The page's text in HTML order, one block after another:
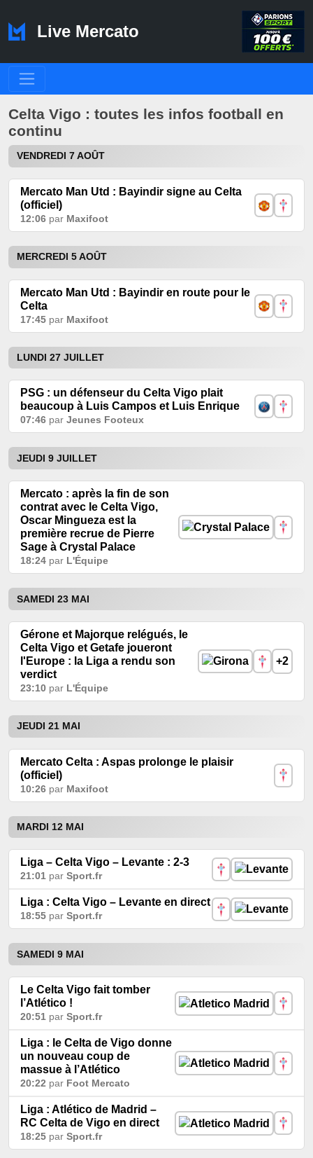
Live Mercato
Celta Vigo : toutes les infos football en
continu
VENDREDI 7 AOÛT
Mercato Man Utd : Bayindir signe au Celta
(officiel)
12:06 par Maxifoot
MERCREDI 5 AOÛT
Mercato Man Utd : Bayindir en route pour le
Celta
17:45 par Maxifoot
LUNDI 27 JUILLET
PSG : un défenseur du Celta Vigo plait
beaucoup à Luis Campos et Luis Enrique
07:46 par Jeunes Footeux
JEUDI 9 JUILLET
Mercato : après la fin de son
contrat avec le Celta Vigo,
Oscar Mingueza est la
première recrue de Pierre
Sage à Crystal Palace
18:24 par L'Équipe
SAMEDI 23 MAI
Gérone et Majorque relégués, le
Celta Vigo et Getafe joueront
l'Europe : la Liga a rendu son
verdict
23:10 par L'Équipe
+2
JEUDI 21 MAI
Mercato Celta : Aspas prolonge le plaisir
(officiel)
10:26 par Maxifoot
MARDI 12 MAI
Liga – Celta Vigo – Levante : 2-3
21:01 par Sport.fr
Liga : Celta Vigo – Levante en direct
18:55 par Sport.fr
SAMEDI 9 MAI
Le Celta Vigo fait tomber
l’Atlético !
20:51 par Sport.fr
Liga : le Celta de Vigo donne
un nouveau coup de
massue à l’Atlético
20:22 par Foot Mercato
Liga : Atlético de Madrid –
RC Celta de Vigo en direct
18:25 par Sport.fr